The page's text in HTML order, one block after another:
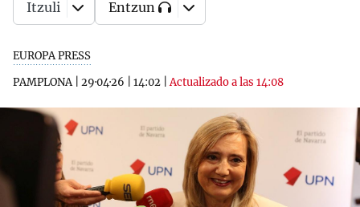
EUROPA PRESS
PAMPLONA| 29·04·26 14:02 |Actualizado a las 14:08
Itzuli Entzun